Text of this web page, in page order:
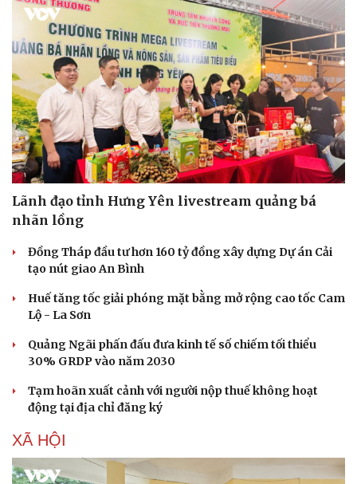
Lãnh đạo tỉnh Hưng Yên livestream quảng bá
nhãn lồng
Đồng Tháp đầu tư hơn 160 tỷ đồng xây dựng Dự án Cải
tạo nút giao An Bình
Huế tăng tốc giải phóng mặt bằng mở rộng cao tốc Cam
Lộ - La Sơn
Quảng Ngãi phấn đấu đưa kinh tế số chiếm tối thiểu
30% GRDP vào năm 2030
Tạm hoãn xuất cảnh với người nộp thuế không hoạt
động tại địa chỉ đăng ký
XÃ HỘI